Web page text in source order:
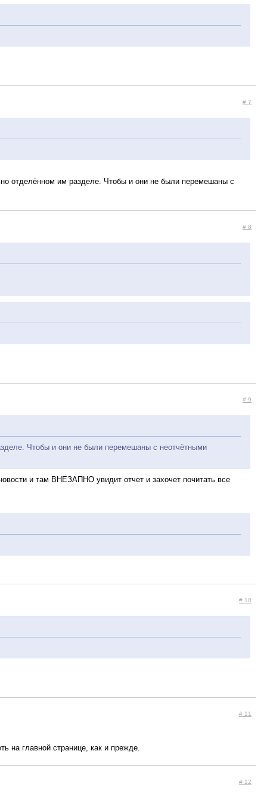
# 7
отделённом им разделе. Чтобы и они не были перемешаны с
# 8
# 9
Чтобы и они не были перемешаны с неотчётными
и там ВНЕЗАПНО увидит отчет и захочет почитать все
# 10
# 11
на главной странице, как и прежде.
# 12